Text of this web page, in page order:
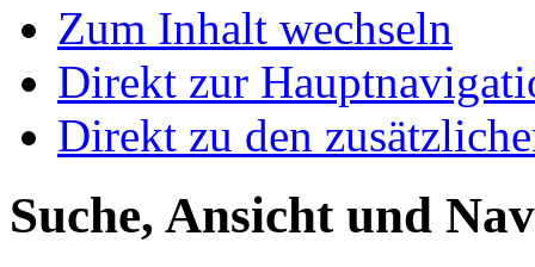
Zum Inhalt wechseln
Direkt zur
Direkt zu den
Suche, Ansicht und